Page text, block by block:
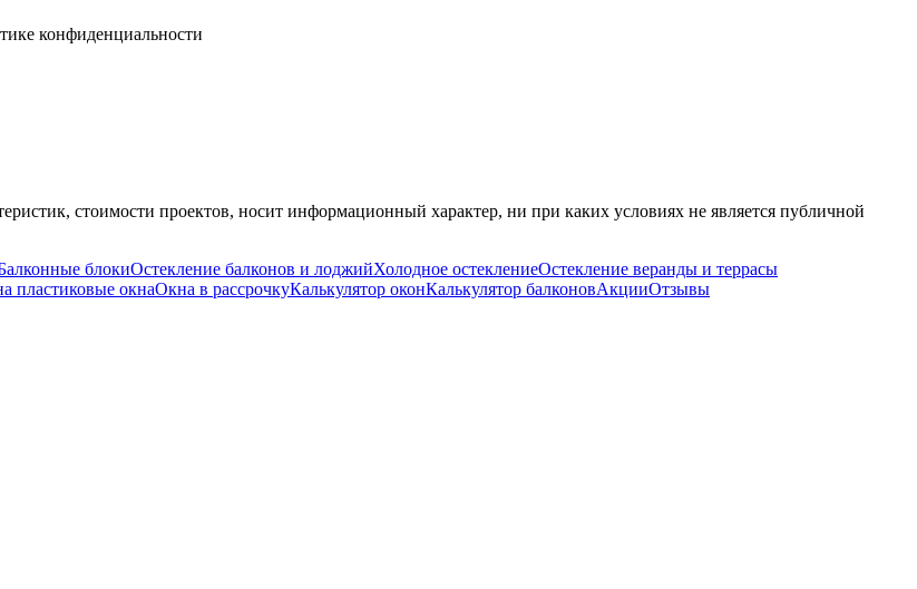
конфиденциальности
стоимости проектов, носит информационный характер, ни при каких условиях не является публичной
блокиОстекление балконов и лоджийХолодное остеклениеОстекление веранды и террасы
пластиковые окнаОкна в рассрочкуКалькулятор оконКалькулятор балконовАкцииОтзывы